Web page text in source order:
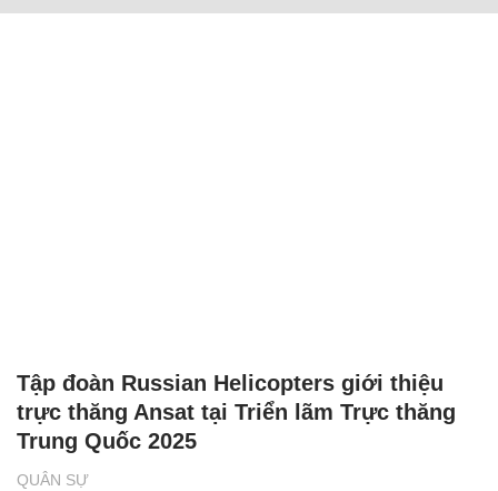
QUÂN SỰ
Tập đoàn Russian Helicopters giới thiệu
trực thăng Ansat tại Triển lãm Trực thăng
Trung Quốc 2025